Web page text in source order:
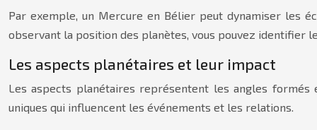
Par exemple, un Mercure en Bélier peut dynamiser les
observant la position des planètes, vous pouvez identifier
Les aspects planétaires et leur impact
Les aspects planétaires représentent les angles
uniques qui influencent les événements et les relations.